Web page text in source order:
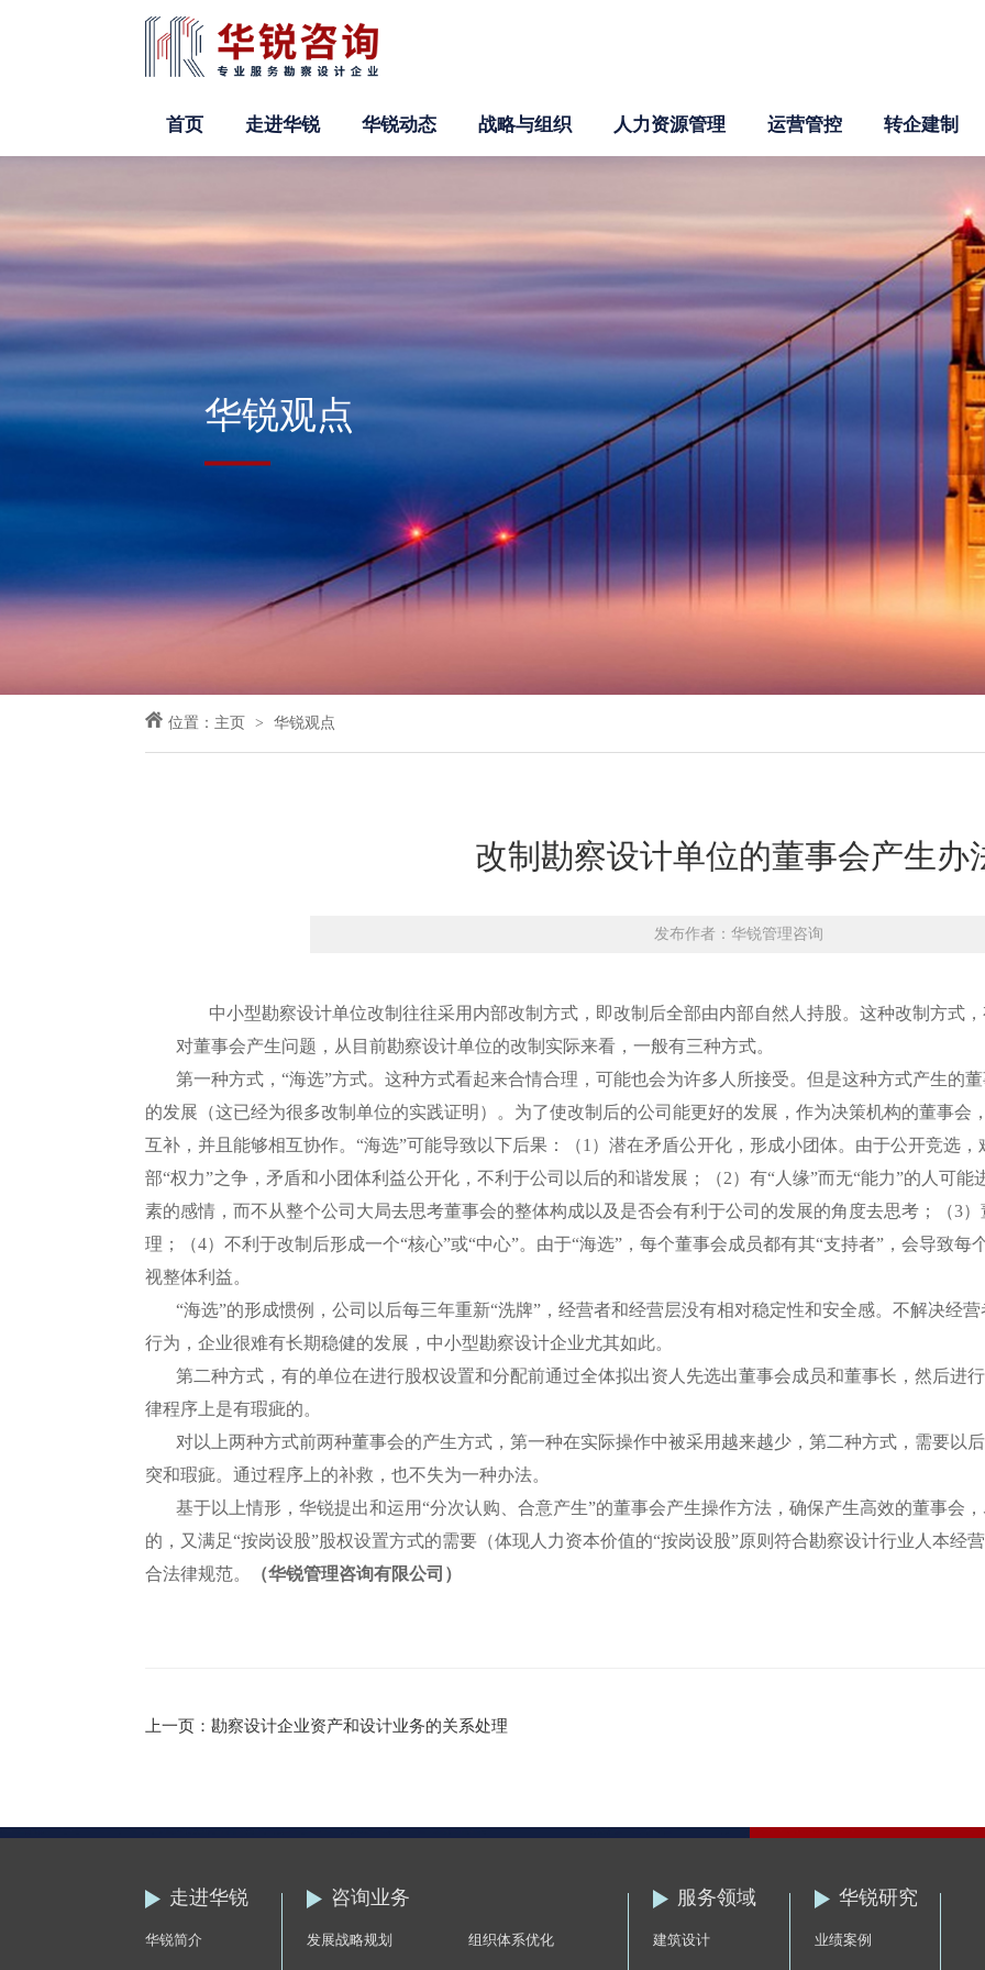
首页 走进华锐 华锐动态 战略与组织 人力资源管理 运营管控 转企建制
华锐观点
位置： 主页 华锐观点
改制勘察设计单位的董事会产生办
发布作者：华锐管理咨询
中小型勘察设计单位改制往往采用内部改制方式，即改制后全部由内部自然人持股。这种改制方式
对董事会产生问题，从目前勘察设计单位的改制实际来看，一般有三种方式。
第一种方式，“海选”方式。这种方式看起来合情合理，可能也会为许多人所接受。但是这种方式产生的
的发展（这已经为很多改制单位的实践证明）。为了使改制后的公司能更好的发展，作为决策机构的董事会
互补，并且能够相互协作。“海选”可能导致以下后果：（1）潜在矛盾公开化，形成小团体。由于公开竞选
部“权力”之争，矛盾和小团体利益公开化，不利于公司以后的和谐发展；（2）有“人缘”而无“能力”的人可
素的感情，而不从整个公司大局去思考董事会的整体构成以及是否会有利于公司的发展的角度去思考；（3
理；（4）不利于改制后形成一个“核心”或“中心”。由于“海选”，每个董事会成员都有其“支持者”，会导致
视整体利益。
“海选”的形成惯例，公司以后每三年重新“洗牌”，经营者和经营层没有相对稳定性和安全感。不解决经
行为，企业很难有长期稳健的发展，中小型勘察设计企业尤其如此。
第二种方式，有的单位在进行股权设置和分配前通过全体拟出资人先选出董事会成员和董事长，然后进
律程序上是有瑕疵的。
对以上两种方式前两种董事会的产生方式，第一种在实际操作中被采用越来越少，第二种方式，需要以
突和瑕疵。通过程序上的补救，也不失为一种办法。
基于以上情形，华锐提出和运用“分次认购、合意产生”的董事会产生操作方法，确保产生高效的董事会
的，又满足“按岗设股”股权设置方式的需要（体现人力资本价值的“按岗设股”原则符合勘察设计行业人本经
合法律规范。
（华锐管理咨询有限公司）
上一页：勘察设计企业资产和设计业务的关系处理
走进华锐
华锐简介
咨询业务
发展战略规划 组织体系优化
服务领域
建筑设计
华锐研究
业绩案例